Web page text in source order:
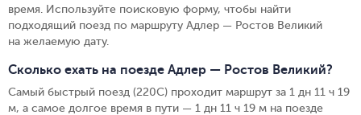
время. Используйте поисковую форму, чтобы найти
подходящий поезд по маршруту Адлер — Ростов Великий
на желаемую дату.
Сколько ехать на поезде Адлер — Ростов Великий?
Самый быстрый поезд (220С) проходит маршрут за 1 дн 11 ч 19
м, а самое долгое время в пути — 1 дн 11 ч 19 м на поезде